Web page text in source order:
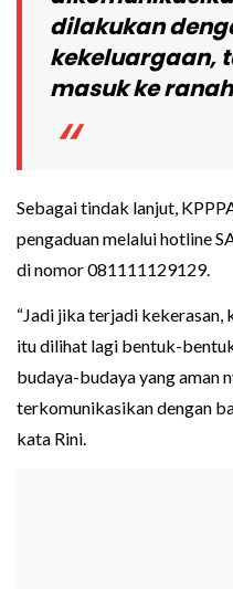
dilakukan
kekeluargaan,
masuk ke
Sebagai tindak lanjut,
pengaduan melalui hotline
di nomor 081111129129.
“Jadi jika terjadi kekerasan,
itu dilihat lagi bentuk-
budaya-budaya yang aman
terkomunikasikan dengan
kata Rini.